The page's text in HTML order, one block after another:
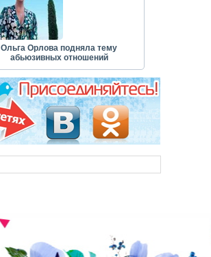
Ольга Орлова подняла тему
абьюзивных отношений